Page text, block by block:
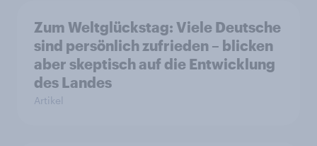
Zum Weltglückstag: Viele Deutsche
sind persönlich zufrieden – blicken
aber skeptisch auf die Entwicklung
des Landes
Artikel